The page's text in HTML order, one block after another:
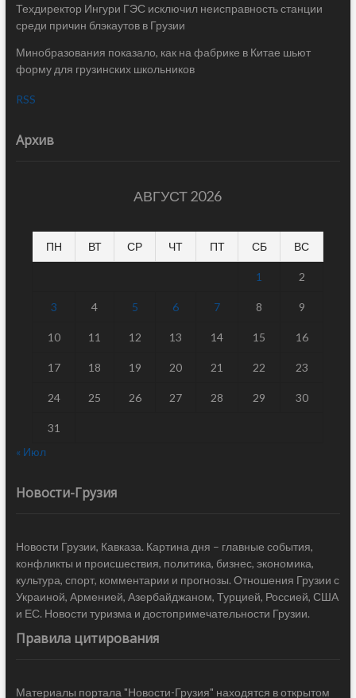
Техдиректор Ингури ГЭС исключил неисправность станции
среди причин блэкаутов в Грузии
Минобразования показало, как на фабрике в Китае шьют
форму для грузинских школьников
RSS
Архив
АВГУСТ 2026
ПН ВТ СР ЧТ ПТ СБ ВС
1 2
3 4 5 6 7 8 9
10 11 12 13 14 15 16
17 18 19 20 21 22 23
24 25 26 27 28 29 30
31
« Июл
Новости-Грузия
Новости Грузии, Кавказа. Картина дня – главные события,
конфликты и происшествия, политика, бизнес, экономика,
культура, спорт, комментарии и прогнозы. Отношения Грузии с
Украиной, Арменией, Азербайджаном, Турцией, Россией, США
и ЕС. Новости туризма и достопримечательности Грузии.
Правила цитирования
Материалы портала "Новости-Грузия" находятся в открытом